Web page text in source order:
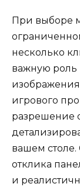
При выборе
несколько
важную роль
игрового
разрешение
вашем
отклика
и